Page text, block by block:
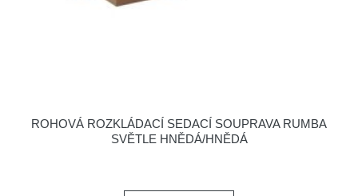
ROHOVÁ ROZKLÁDACÍ SEDACÍ SOUPRAVA RUMBA
SVĚTLE HNĚDÁ/HNĚDÁ